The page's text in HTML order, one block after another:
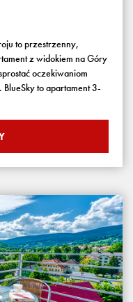
to przestrzenny,
z widokiem na Góry
oczekiwaniom
to apartament 3-